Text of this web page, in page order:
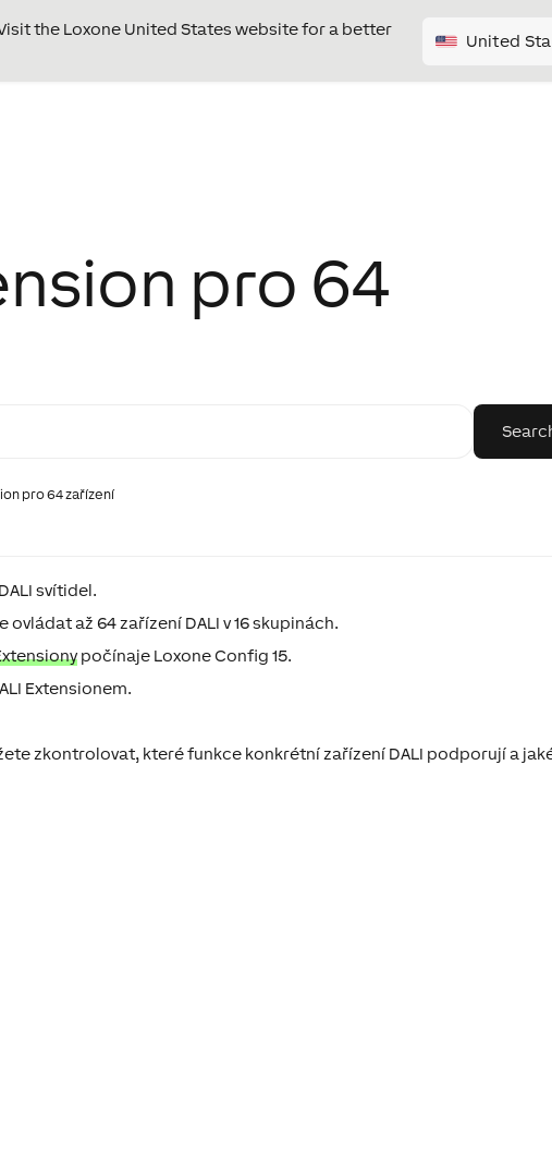
the Loxone United States website for a better
United
pro 64
pro 64 zařízení
svítidel.
až 64 zařízení DALI v 16 skupinách.
počínaje Loxone Config 15.
Extensionem.
zkontrolovat, které funkce konkrétní zařízení DALI podporují a